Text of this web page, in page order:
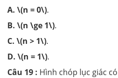
A. \(n = 0\).
B. \(n \ge 1\).
C. \(n > 1\).
D. \(n = 1\).
Câu 19 : Hình chóp lục giác